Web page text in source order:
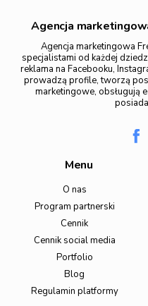
Agencja
Agencja marketingowa
specjalistami od każdej
reklama na Facebooku,
prowadzą profile, tworzą
marketingowe, obsługują
Menu
O nas
Program partnerski
Cennik
Cennik social media
Portfolio
Blog
Regulamin platformy